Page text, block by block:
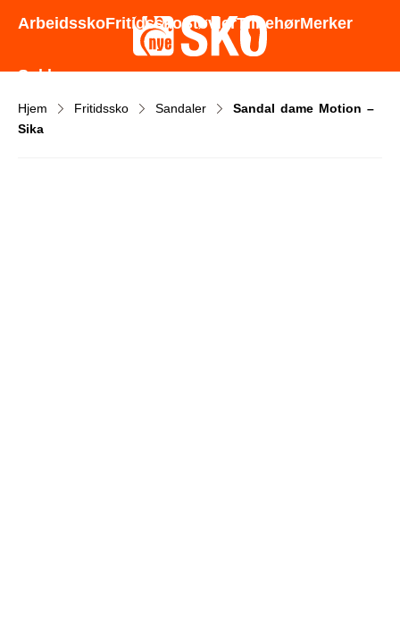
Godt utvalg - Gode priser - Rask levering
ArbeidsskoFritidsskoStøvlerTilbehørMerker
Sokker
Hjem Fritidssko Sandaler
Sandal dame Motion –
Sika